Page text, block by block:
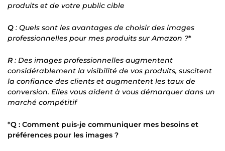
produits et de votre public cible
Q : Quels sont les avantages de choisir des images
professionnelles pour mes produits sur Amazon ?*
R : Des images professionnelles augmentent
considérablement la visibilité de vos produits, suscitent
la confiance des clients et augmentent les taux de
conversion. Elles vous aident à vous démarquer dans un
marché compétitif
*Q : Comment puis-je communiquer mes besoins et
préférences pour les images ?